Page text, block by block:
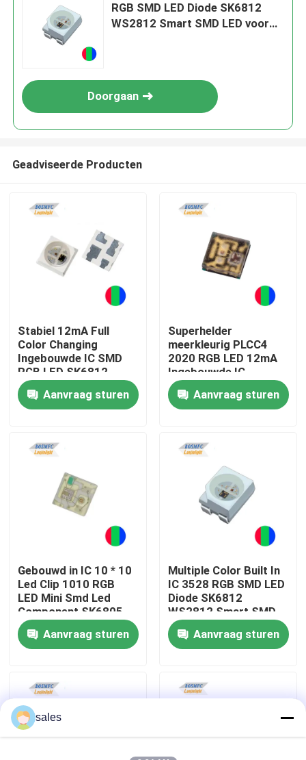
Thuis
Producten
Videos
VR-show
Fabrieksreis
Kwaliteitscontrole
nieuws
RGB SMD LED Diode SK6812
WS2812 Smart SMD LED voor
Doorgaan
Geadviseerde Producten
Stabiel 12mA Full
Color Changing
Ingebouwde IC SMD
RGB LED SK6812
WS2811 voor binnen-
en buitenverlichting
Aanvraag sturen
Superhelder
meerkleurig PLCC4
2020 RGB LED 12mA
Ingebouwde IC
Individuele intelligente
bedieningAanvraag sturen
Gebouwd in IC 10 * 10
Led Clip 1010 RGB
LED Mini Smd Led
Component SK6805
SK9818
Aanvraag sturen
Multiple Color Built In
IC 3528 RGB SMD LED
Diode SK6812
WS2812 Smart SMD
LED voor led strip
Aanvraag sturen
sales